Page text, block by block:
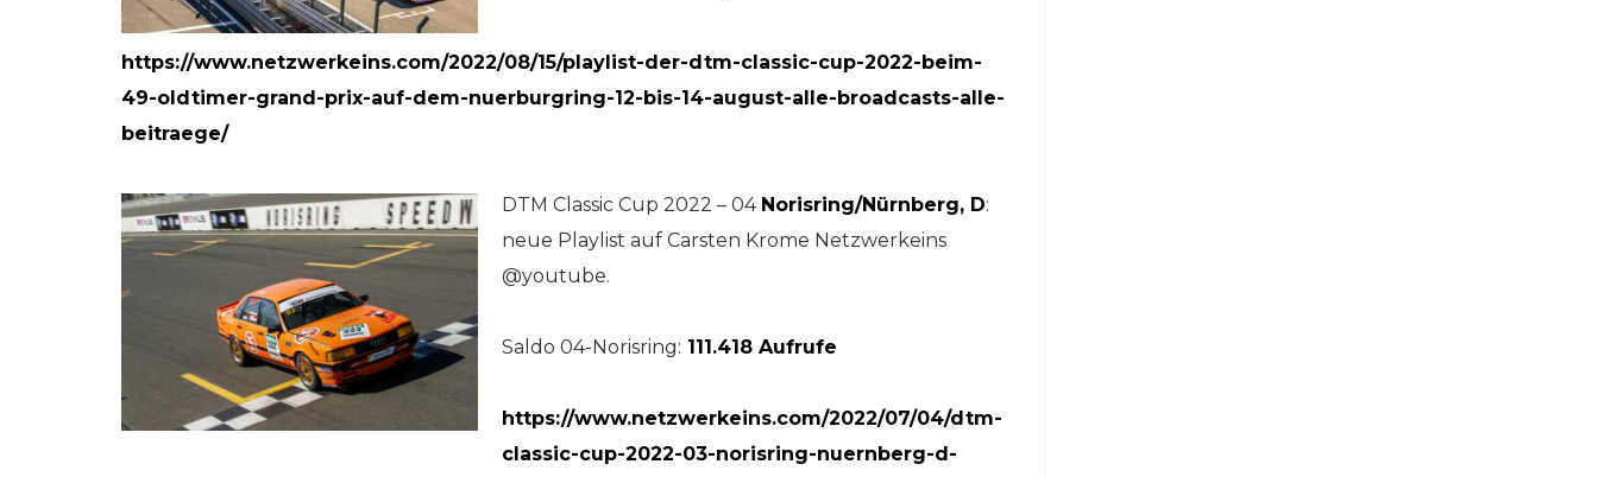
https://www.netzwerkeins.com/2022/08/15/playlist-der-dtm-classic-cup-2022-beim-
49-oldtimer-grand-prix-auf-dem-nuerburgring-12-bis-14-august-alle-broadcasts-alle-
beitraege/
DTM Classic Cup 2022 – 04 Norisring/Nürnberg, D:
neue Playlist auf Carsten Krome Netzwerkeins
@youtube.
Saldo 04-Norisring: 111.418 Aufrufe
https://www.netzwerkeins.com/2022/07/04/dtm-
classic-cup-2022-03-norisring-nuernberg-d-